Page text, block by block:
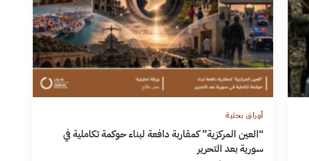
أوراق بحثية
“العين المركزية” كمقاربة دافعة لبناء حوكمة تكاملية في
سورية بعد التحرير